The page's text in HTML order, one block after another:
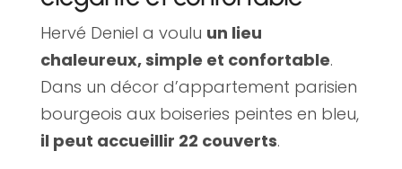
Hervé Deniel a voulu un lieu
chaleureux, simple et confortable.
Dans un décor d’appartement parisien
bourgeois aux boiseries peintes en bleu,
il peut accueillir 22 couverts.